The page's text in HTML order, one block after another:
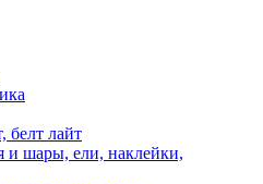
белт лайт
и шары, ели, наклейки,